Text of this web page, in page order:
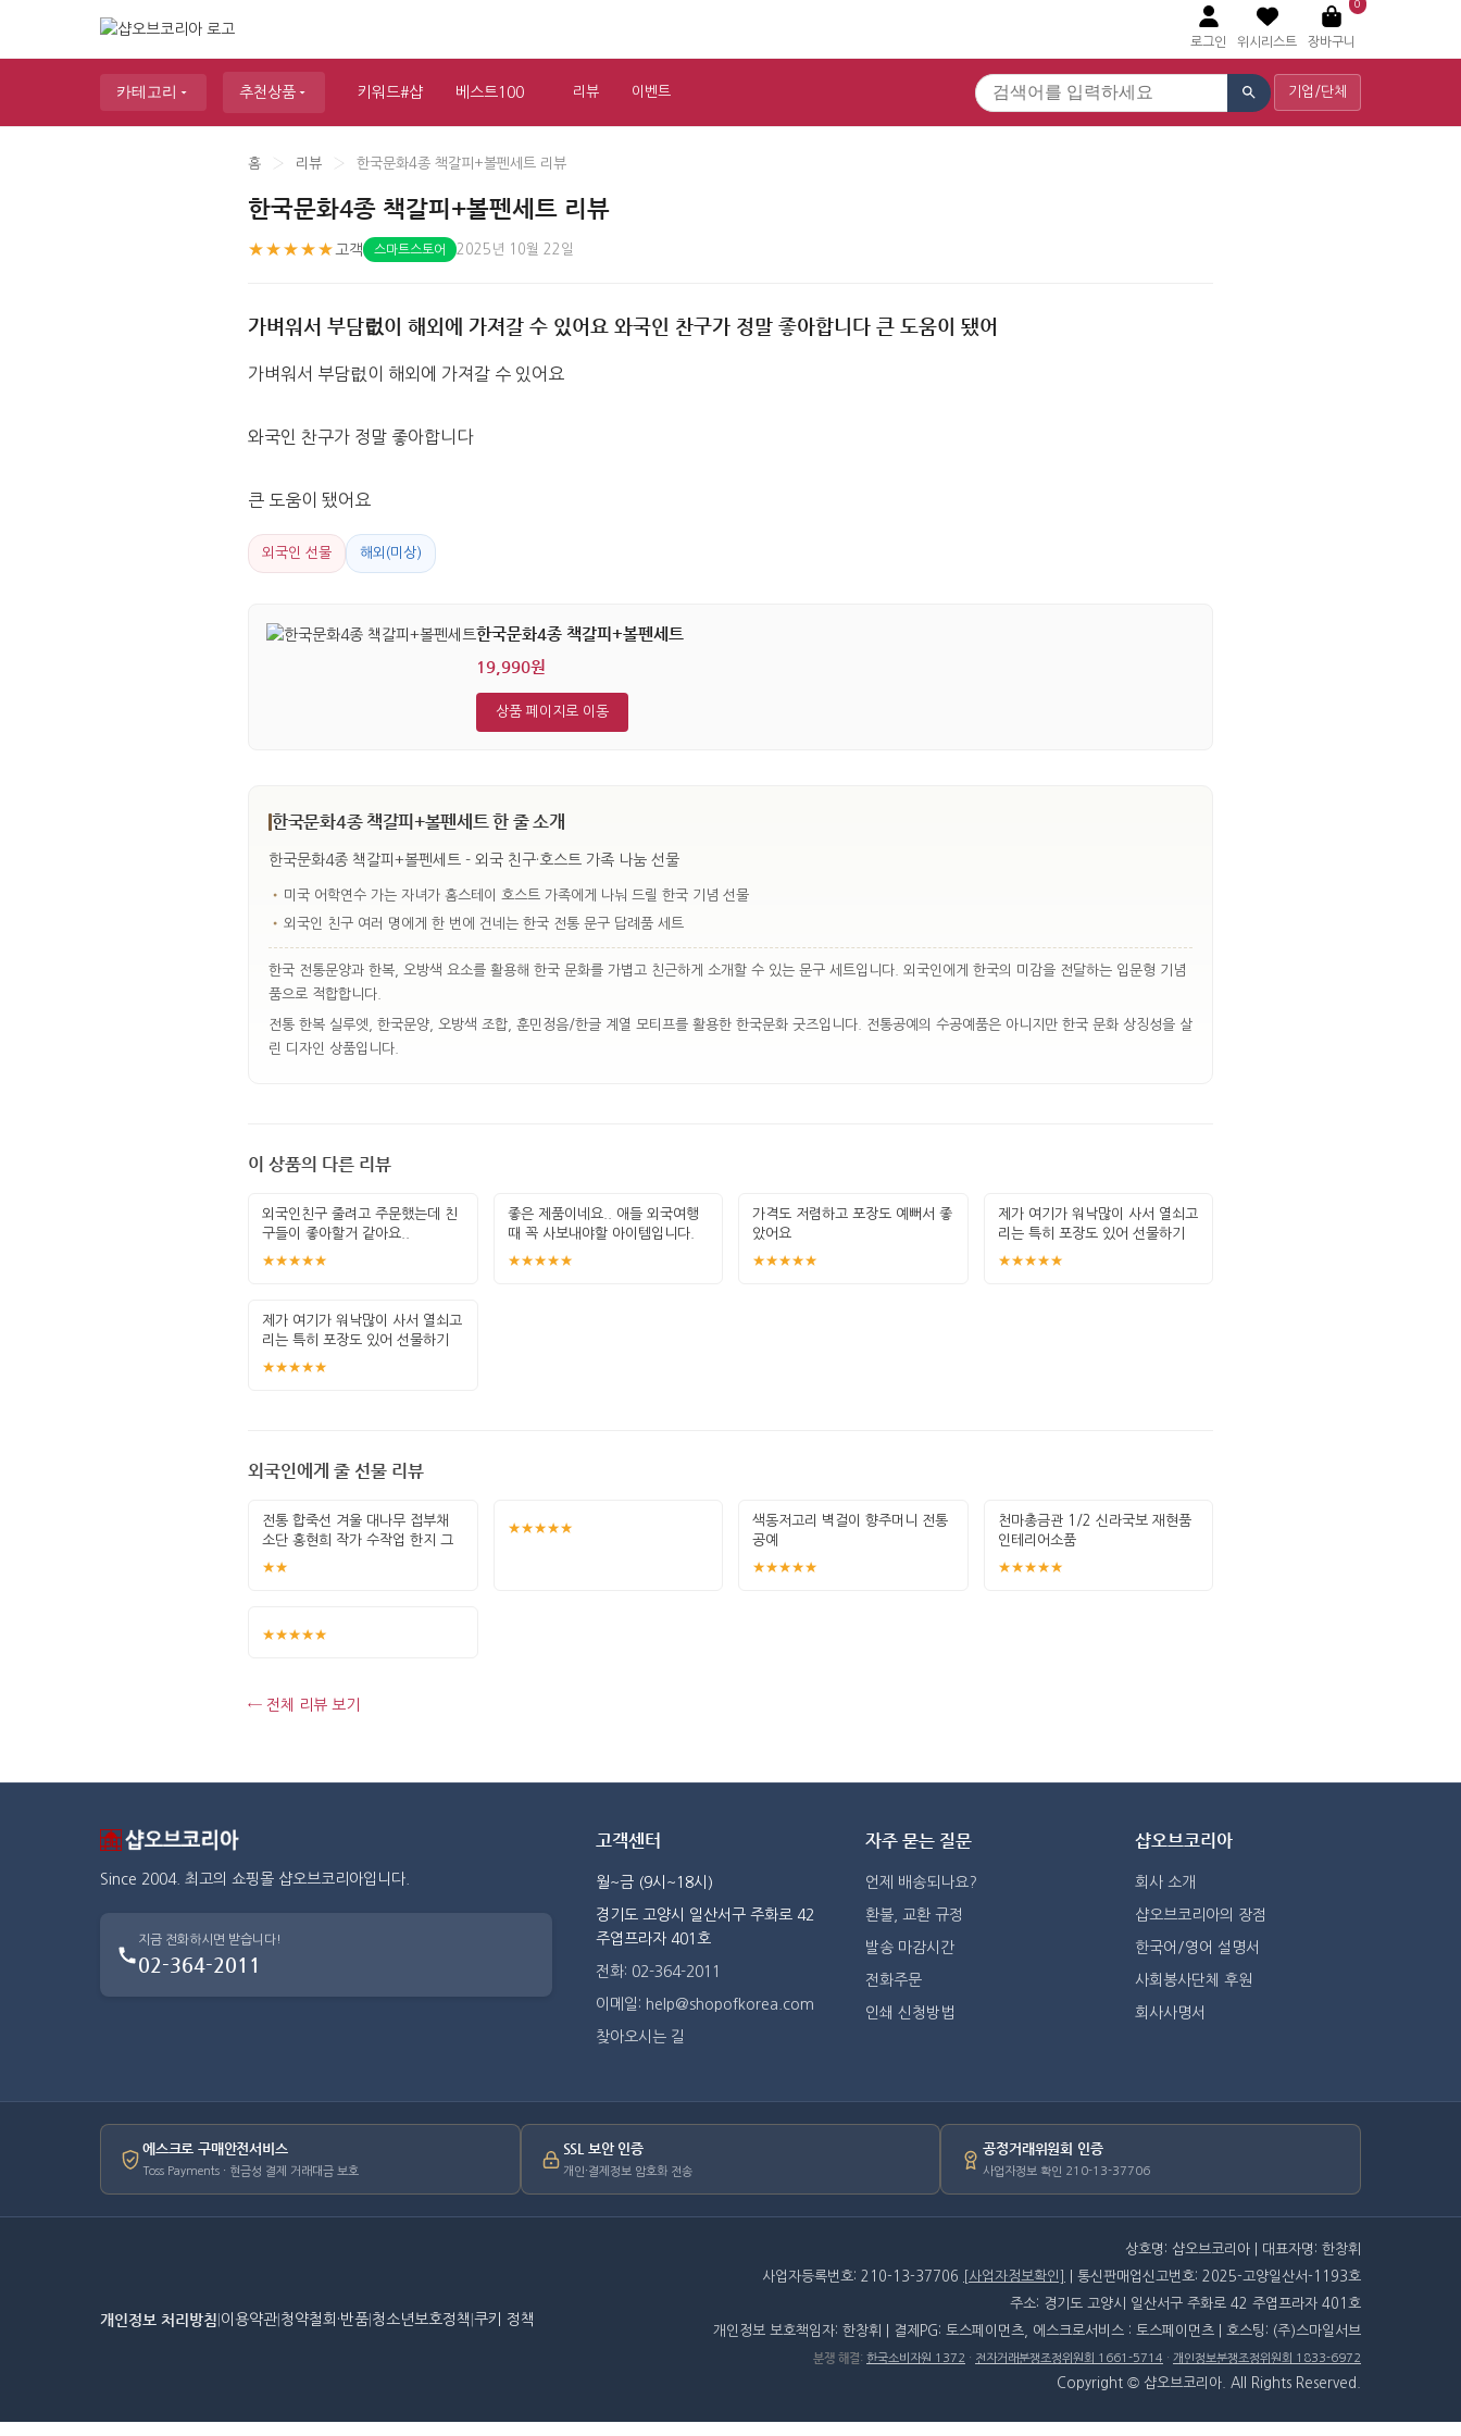
로그인 위시리스트
0
장바구니
카테고리 추천상품 키워드#샵 베스트100 리뷰 이벤트 기업/단체
홈 › 리뷰 › 한국문화4종 책갈피+볼펜세트 리뷰
한국문화4종 책갈피+볼펜세트 리뷰
★★★★★ 고객 스마트스토어 2025년 10월 22일
가벼워서 부담럾이 해외에 가져갈 수 있어요 와국인 찬구가 정말 좋아합니다 큰 도움이 됐어
가벼워서 부담럾이 해외에 가져갈 수 있어요
와국인 찬구가 정말 좋아합니다
큰 도움이 됐어요
외국인 선물 해외(미상)
한국문화4종 책갈피+볼펜세트
19,990원
상품 페이지로 이동
한국문화4종 책갈피+볼펜세트 한 줄 소개
한국문화4종 책갈피+볼펜세트 - 외국 친구·호스트 가족 나눔 선물
• 미국 어학연수 가는 자녀가 홈스테이 호스트 가족에게 나눠 드릴 한국 기념 선물
• 외국인 친구 여러 명에게 한 번에 건네는 한국 전통 문구 답례품 세트
한국 전통문양과 한복, 오방색 요소를 활용해 한국 문화를 가볍고 친근하게 소개할 수 있는 문구 세트입니다. 외국인에게 한국의 미감을 전달하는 입문형 기념
품으로 적합합니다.
전통 한복 실루엣, 한국문양, 오방색 조합, 훈민정음/한글 계열 모티프를 활용한 한국문화 굿즈입니다. 전통공예의 수공예품은 아니지만 한국 문화 상징성을 살
린 디자인 상품입니다.
이 상품의 다른 리뷰
외국인친구 줄려고 주문했는데 친
구들이 좋아할거 같아요..
★★★★★
좋은 제품이네요.. 애들 외국여행
때 꼭 사보내야할 아이템입니다.
잘 썻습
★★★★★
가격도 저렴하고 포장도 예뻐서 좋
았어요
★★★★★
제가 여기가 워낙많이 사서 열쇠고
리는 특히 포장도 있어 선물하기
좋고 퀄
★★★★★
제가 여기가 워낙많이 사서 열쇠고
리는 특히 포장도 있어 선물하기
좋고 퀄
★★★★★
외국인에게 줄 선물 리뷰
전통 합죽선 겨울 대나무 접부채
소단 홍현희 작가 수작업 한지 그
림 고급
★★
★★★★★
색동저고리 벽걸이 향주머니 전통
공예
★★★★★
천마총금관 1/2 신라국보 재현품
인테리어소품
★★★★★
★★★★★
← 전체 리뷰 보기
Since 2004. 최고의 쇼핑몰 샵오브코리아입니다.
지금 전화하시면 받습니다!
02-364-2011
고객센터
월~금 (9시~18시)
경기도 고양시 일산서구 주화로 42
주엽프라자 401호
전화: 02-364-2011
이메일: help@shopofkorea.com
찾아오시는 길
자주 묻는 질문
언제 배송되나요?
환불, 교환 규정
발송 마감시간
전화주문
인쇄 신청방법
샵오브코리아
회사 소개
샵오브코리아의 장점
한국어/영어 설명서
사회봉사단체 후원
회사사명서
에스크로 구매안전서비스
Toss Payments · 현금성 결제 거래대금 보호
SSL 보안 인증
개인·결제정보 암호화 전송
공정거래위원회 인증
사업자정보 확인 210-13-37706
개인정보 처리방침 이용약관 청약철회·반품 청소년보호정책 쿠키 정책
상호명: 샵오브코리아 | 대표자명: 한창휘
사업자등록번호: 210-13-37706
[사업자정보확인]
| 통신판매업신고번호: 2025-고양일산서-1193호
주소: 경기도 고양시 일산서구 주화로 42 주엽프라자 401호
개인정보 보호책임자: 한창휘 | 결제PG: 토스페이먼츠, 에스크로서비스 : 토스페이먼츠 | 호스팅: (주)스마일서브
분쟁 해결: 한국소비자원 1372 · 전자거래분쟁조정위원회 1661-5714 · 개인정보분쟁조정위원회 1833-6972
Copyright © 샵오브코리아. All Rights Reserved.